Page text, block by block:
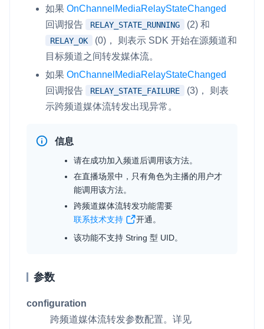
如果 OnChannelMediaRelayStateChanged
回调报告
RELAY_STATE_RUNNING (2) 和
RELAY_OK
(0)， 则表示 SDK 开始在源频道和
目标频道之间转发媒体流。
如果 OnChannelMediaRelayStateChanged
回调报告
RELAY_STATE_FAILURE
(3)， 则表
示跨频道媒体流转发出现异常。
信息
请在成功加入频道后调用该方法。
在直播场景中，只有角色为主播的用户才
能调用该方法。
跨频道媒体流转发功能需要
联系技术支持
开通。
该功能不支持 String 型 UID。
参数
configuration
跨频道媒体流转发参数配置。详见